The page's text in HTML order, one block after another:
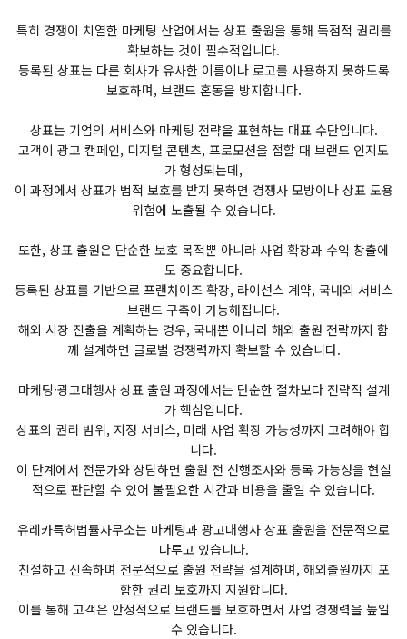
특히 경쟁이 치열한 마케팅 산업에서는 상표 출원을 통해 독점적 권리를
확보하는 것이 필수적입니다.
등록된 상표는 다른 회사가 유사한 이름이나 로고를 사용하지 못하도록
보호하며, 브랜드 혼동을 방지합니다.
상표는 기업의 서비스와 마케팅 전략을 표현하는 대표 수단입니다.
고객이 광고 캠페인, 디지털 콘텐츠, 프로모션을 접할 때 브랜드 인지도
가 형성되는데,
이 과정에서 상표가 법적 보호를 받지 못하면 경쟁사 모방이나 상표 도용
위험에 노출될 수 있습니다.
또한, 상표 출원은 단순한 보호 목적뿐 아니라 사업 확장과 수익 창출에
도 중요합니다.
등록된 상표를 기반으로 프랜차이즈 확장, 라이선스 계약, 국내외 서비스
브랜드 구축이 가능해집니다.
해외 시장 진출을 계획하는 경우, 국내뿐 아니라 해외 출원 전략까지 함
께 설계하면 글로벌 경쟁력까지 확보할 수 있습니다.
마케팅·광고대행사 상표 출원 과정에서는 단순한 절차보다 전략적 설계
가 핵심입니다.
상표의 권리 범위, 지정 서비스, 미래 사업 확장 가능성까지 고려해야 합
니다.
이 단계에서 전문가와 상담하면 출원 전 선행조사와 등록 가능성을 현실
적으로 판단할 수 있어 불필요한 시간과 비용을 줄일 수 있습니다.
유레카특허법률사무소는 마케팅과 광고대행사 상표 출원을 전문적으로
다루고 있습니다.
친절하고 신속하며 전문적으로 출원 전략을 설계하며, 해외출원까지 포
함한 권리 보호까지 지원합니다.
이를 통해 고객은 안정적으로 브랜드를 보호하면서 사업 경쟁력을 높일
수 있습니다.